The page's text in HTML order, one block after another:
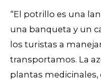
“El potrillo es una
una banqueta y un
los turistas a
transportamos. La
plantas medicinales,